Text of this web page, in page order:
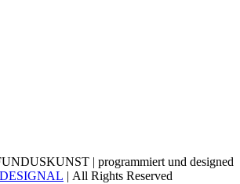
| programmiert und designed
| All Rights Reserved